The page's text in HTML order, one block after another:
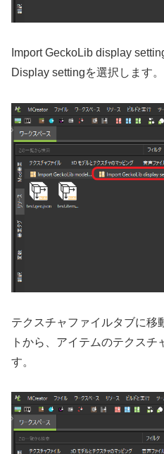
Import GeckoLib display
Display settingを選択します。
テクスチャファイルタブに移
トから、アイテムのテクスチ
す。